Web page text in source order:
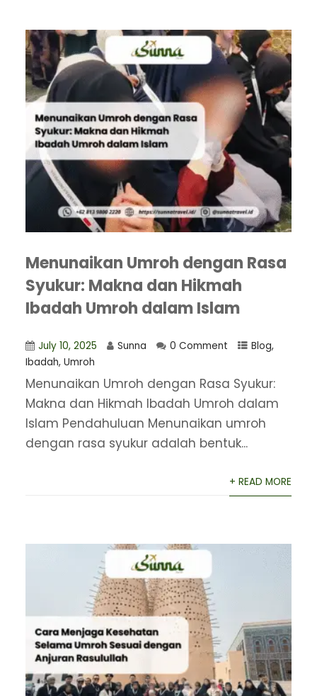
Menunaikan Umroh dengan Rasa
Syukur: Makna dan Hikmah
Ibadah Umroh dalam Islam
July 10, 2025 Sunna 0 Comment Blog,
Ibadah, Umroh
Menunaikan Umroh dengan Rasa Syukur:
Makna dan Hikmah Ibadah Umroh dalam
Islam Pendahuluan Menunaikan umroh
dengan rasa syukur adalah bentuk...
+ READ MORE